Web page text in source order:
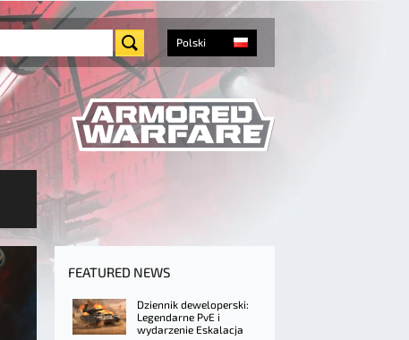
Polski
FEATURED NEWS
Dziennik deweloperski:
Legendarne PvE i
wydarzenie Eskalacja